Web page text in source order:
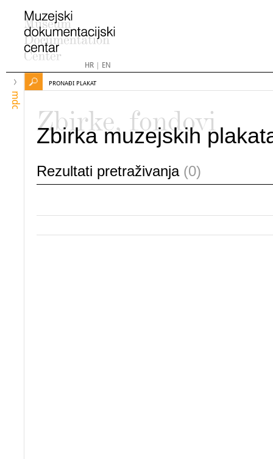
HR| EN
mdc
PRONAĐI PLAKAT
Zbirke, fondovi
Zbirka muzejskih
Rezultati pretraživanja (0)